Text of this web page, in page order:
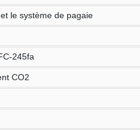
le système de pagaie
245fa
CO2